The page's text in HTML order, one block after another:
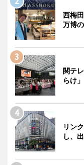
西梅
万博
関テ
らけ
リン
し、